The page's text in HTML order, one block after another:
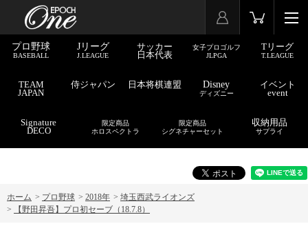
プロ野球
BASEBALL
Jリーグ
J.LEAGUE
サッカー
日本代表
女子プロゴルフ
JLPGA
Tリーグ
T.LEAGUE
TEAM
JAPAN
侍ジャパン 日本将棋連盟 Disney
ディズニー
イベント
event
Signature
DECO
限定商品
ホロスペクトラ
限定商品
シグネチャーセット
収納用品
サプライ
ホーム > プロ野球 > 2018年 > 埼玉西武ライオンズ
>
【野田昇吾】プロ初セーブ（18.7.8）